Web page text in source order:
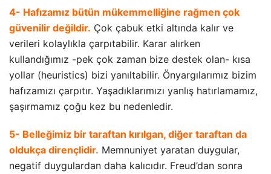
4- Hafızamız bütün mükemmelliğine rağmen çok
güvenilir değildir. Çok çabuk etki altında kalır ve
verileri kolaylıkla çarpıtabilir. Karar alırken
kullandığımız -pek çok zaman bize destek olan- kısa
yollar (heuristics) bizi yanıltabilir. Önyargılarımız bizim
hafızamızı çarpıtır. Yaşadıklarımızı yanlış hatırlamamız,
şaşırmamız çoğu kez bu nedenledir.
5- Belleğimiz bir taraftan kırılgan, diğer taraftan da
oldukça dirençlidir. Memnuniyet yaratan duygular,
negatif duygulardan daha kalıcıdır. Freud’dan sonra